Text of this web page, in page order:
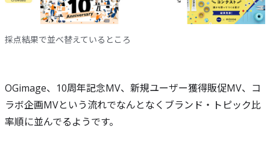
採点結果で並べ替えているところ
OGimage、10周年記念MV、新規ユーザー獲得販促MV、コ
ラボ企画MVという流れでなんとなくブランド・トピック比
率順に並んでるようです。